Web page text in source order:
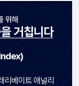
리베이트 애널리